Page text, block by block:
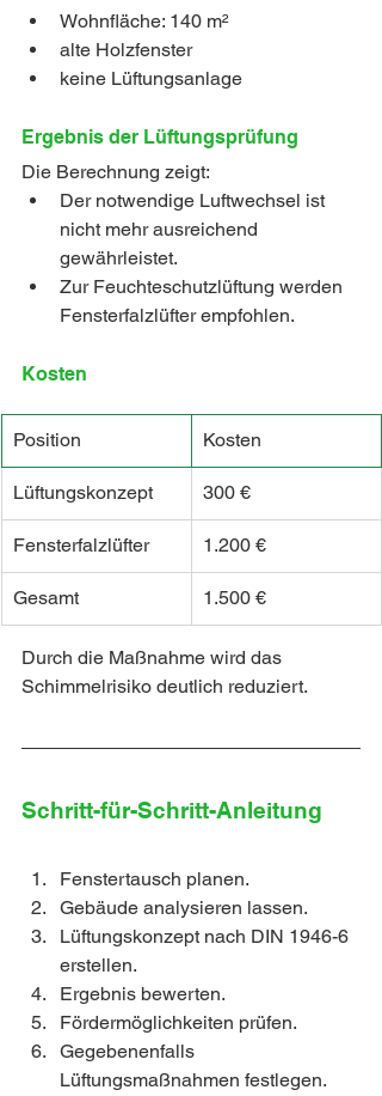
Wohnfläche: 140 m²
alte Holzfenster
keine Lüftungsanlage
Ergebnis der Lüftungsprüfung
Die Berechnung zeigt:
Der notwendige Luftwechsel ist
nicht mehr ausreichend
gewährleistet.
Zur Feuchteschutzlüftung werden
Fensterfalzlüfter empfohlen.
Kosten
Position Kosten
Lüftungskonzept 300 €
Fensterfalzlüfter 1.200 €
Gesamt 1.500 €
Durch die Maßnahme wird das
Schimmelrisiko deutlich reduziert.
Schritt-für-Schritt-Anleitung
Fenstertausch planen.
Gebäude analysieren lassen.
Lüftungskonzept nach DIN 1946-6
erstellen.
Ergebnis bewerten.
Fördermöglichkeiten prüfen.
Gegebenenfalls
Lüftungsmaßnahmen festlegen.